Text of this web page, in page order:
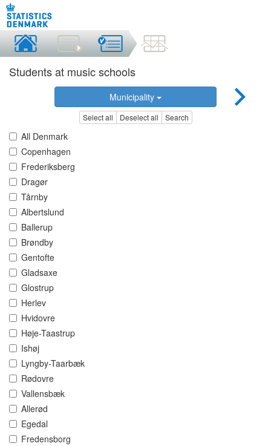
Students at music schools
Municipality
Select all Deselect all Search
All Denmark
Copenhagen
Frederiksberg
Dragør
Tårnby
Albertslund
Ballerup
Brøndby
Gentofte
Gladsaxe
Glostrup
Herlev
Hvidovre
Høje-Taastrup
Ishøj
Lyngby-Taarbæk
Rødovre
Vallensbæk
Allerød
Egedal
Fredensborg